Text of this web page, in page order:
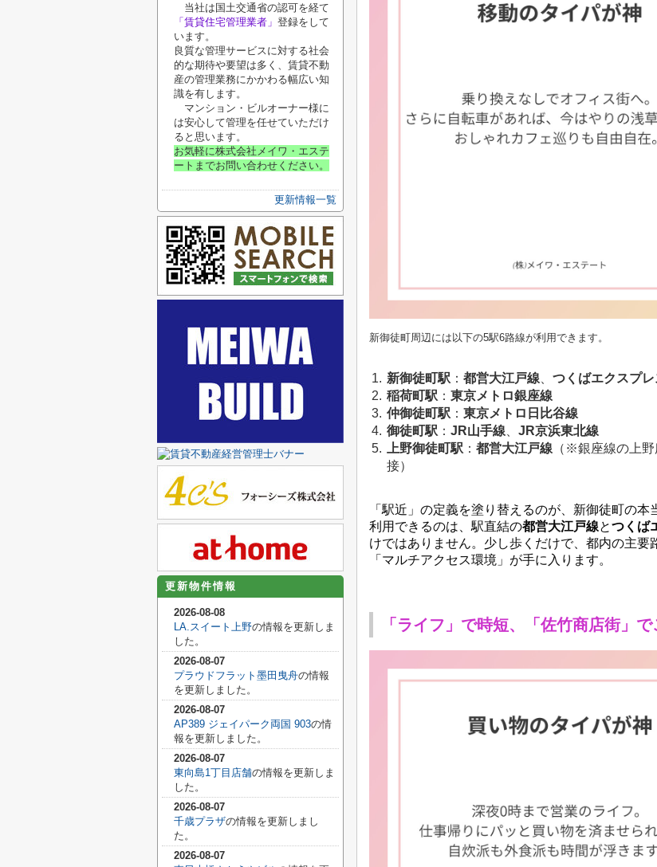
新御徒町周辺には以下の5駅6路線が利用できます。
新御徒町駅 ： 都営大江戸線
つくばエクスプレ
稲荷町駅 ： 東京メトロ銀座線
仲御徒町駅 ： 東京メトロ日比谷線
御徒町駅 ： JR山手線
JR京浜東北線
上野御徒町駅 ： 都営大江戸線 （※銀座線の上
接）
「駅近」の定義を塗り替えるのが、新御徒町の本
利用できるのは、駅直結の都営大江戸線とつくば
けではありません。少し歩くだけで、都内の主要
「マルチアクセス環境」が手に入ります。
「ライフ」で時短、「佐竹商店街」で
当社は国土交通省の認可を経て
「賃貸住宅管理業者」 登録をして
います。
良質な管理サービスに対する社会
的な期待や要望は多く、賃貸不動
産の管理業務にかかわる幅広い知
識を有します。
マンション・ビルオーナー様に
は安心して管理を任せていただけ
ると思います。
お気軽に株式会社メイワ・エステ
ートまでお問い合わせください。
更新情報一覧
更新物件情報
2026-08-08
LA.スイート上野の情報を更新しま
した。
2026-08-07
プラウドフラット墨田曳舟の情報
を更新しました。
2026-08-07
AP389 ジェイパーク両国 903の情
報を更新しました。
2026-08-07
東向島1丁目店舗の情報を更新しま
した。
2026-08-07
千歳プラザの情報を更新しまし
た。
2026-08-07